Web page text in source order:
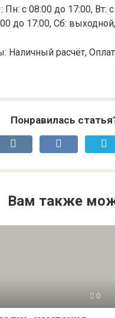
с 08:00 до 17:00, Вт:
до 17:00, Сб:
Наличный расчёт,
Понравилась
Вам также
0